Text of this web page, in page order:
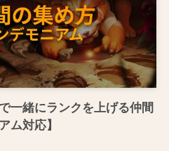
一緒にランクを上げる仲間
ム対応】